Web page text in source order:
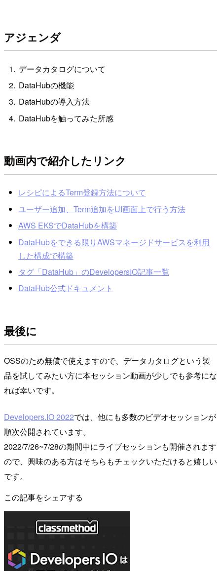
アジェンダ
データカタログについて
DataHubの機能
DataHubの導入方法
DataHubを触ってみた所感
動画内で紹介したリンク
レシピによるTerm登録方法について
ユーザー追加、Term追加をUI画面上で行う方法
AWS EKSでDataHubを構築
DataHubをできる限りAWSマネージドサービスを利用
した構成で構築
タグ「DataHub」のDevelopersIO記事一覧
DataHub公式ドキュメント
最後に
OSSのため無償で使えますので、データカタログという製
品を試してみたい方に本セッション動画が少しでも参考にな
れば幸いです。
Developers.IO 2022では、他にも多数のビデオセッションが
順次公開されています。
2022/7/26~7/28の期間中にライブセッションも開催されます
ので、興味のある方はそちらもチェックいただけると嬉しい
です。
この記事をシェアする